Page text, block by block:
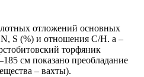
отложений основных
S (%) и отношения C/H. а –
торфяник
см показано преобладание
– вахты).